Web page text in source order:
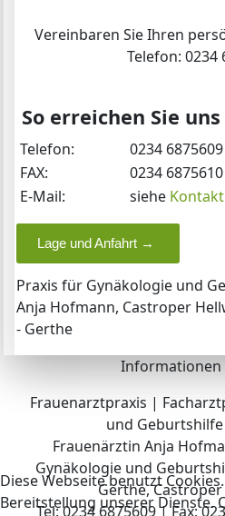
Vereinbaren Sie Ihren
Telefon: 0234
So erreichen Sie uns
Telefon:
0234 6875609
FAX:
0234 6875610
E-Mail:
siehe
Lage und Anfahrt →
Praxis für Gynäkologie und
Anja Hofmann, Castroper
- Gerthe
Informationen
Frauenarztpraxis |
und
Frauenärztin Anja
Gynäkologie und
Gerthe,
Tel: 0234 6875609 | Fax:
Diese Webseite benutzt
Bereitstellung unserer Dienste.